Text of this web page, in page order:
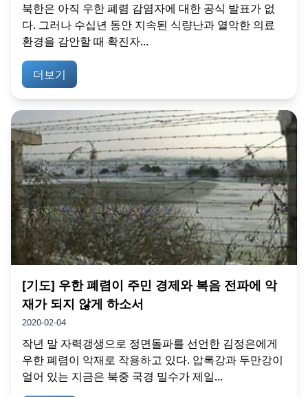
북한은 아직 우한 폐렴 감염자에 대한 공식 발표가 없
다. 그러나 수십년 동안 지속된 식량난과 열악한 의료
환경을 감안할 때 확진자...
더보기
[기도] 우한 폐렴이 주민 경제와 복음 전파에 악
재가 되지 않게 하소서
2020-02-04
작년 말 자력갱생으로 정면돌파를 선언한 김정은에게
우한 폐렴이 악재로 작용하고 있다. 압록강과 두만강이
얼어 있는 지금은 북중 국경 밀수가 제일...